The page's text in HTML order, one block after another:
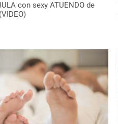
con sexy ATUENDO de